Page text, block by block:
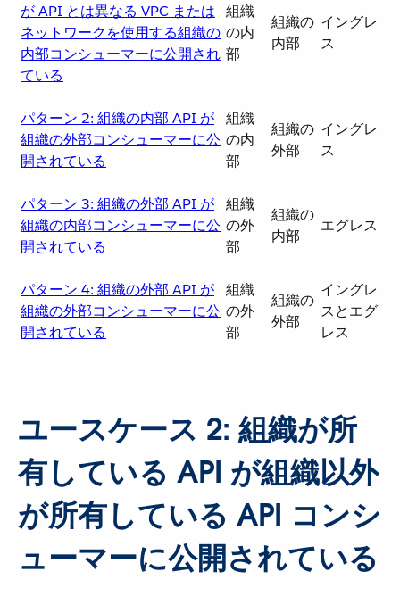
が API とは異なる VPC または
ネットワークを使用する組織の
内部コンシューマーに公開され
ている
組織
の内
部
組織の
内部
イングレ
ス
パターン 2: 組織の内部 API が
組織の外部コンシューマーに公
開されている
組織
の内
部
組織の
外部
イングレ
ス
パターン 3: 組織の外部 API が
組織の内部コンシューマーに公
開されている
組織
の外
部
組織の
内部
エグレス
パターン 4: 組織の外部 API が
組織の外部コンシューマーに公
開されている
組織
の外
部
組織の
外部
イングレ
スとエグ
レス
ユースケース 2: 組織が所
有している API が組織以外
が所有している API コンシ
ューマーに公開されている